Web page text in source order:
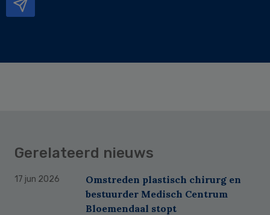
Gerelateerd nieuws
17 jun 2026
Omstreden plastisch chirurg en
bestuurder Medisch Centrum
Bloemendaal stopt